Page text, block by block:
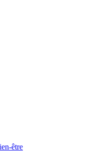
être